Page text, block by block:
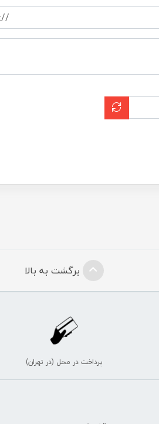
برگشت به بالا
پرداخت در محل (در تهران)